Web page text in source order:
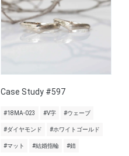
Case Study #597
#18MA-023 #V字 #ウェーブ
#ダイヤモンド #ホワイトゴールド
#マット #結婚指輪 #錆